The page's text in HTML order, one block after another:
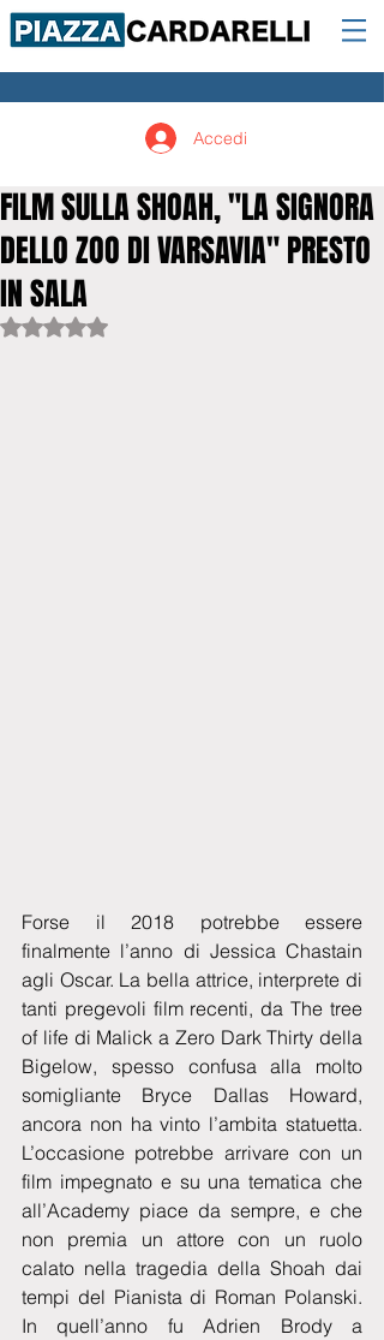
Accedi
FILM SULLA SHOAH, "LA SIGNORA
DELLO ZOO DI VARSAVIA" PRESTO
IN SALA
Valutazione NaN stelle su 5.
Forse il 2018 potrebbe essere
finalmente l’anno di Jessica Chastain
agli Oscar. La bella attrice, interprete di
tanti pregevoli film recenti, da The tree
of life di Malick a Zero Dark Thirty della
Bigelow, spesso confusa alla molto
somigliante Bryce Dallas Howard,
ancora non ha vinto l’ambita statuetta.
L’occasione potrebbe arrivare con un
film impegnato e su una tematica che
all’Academy piace da sempre, e che
non premia un attore con un ruolo
calato nella tragedia della Shoah dai
tempi del Pianista di Roman Polanski.
In quell’anno fu Adrien Brody a